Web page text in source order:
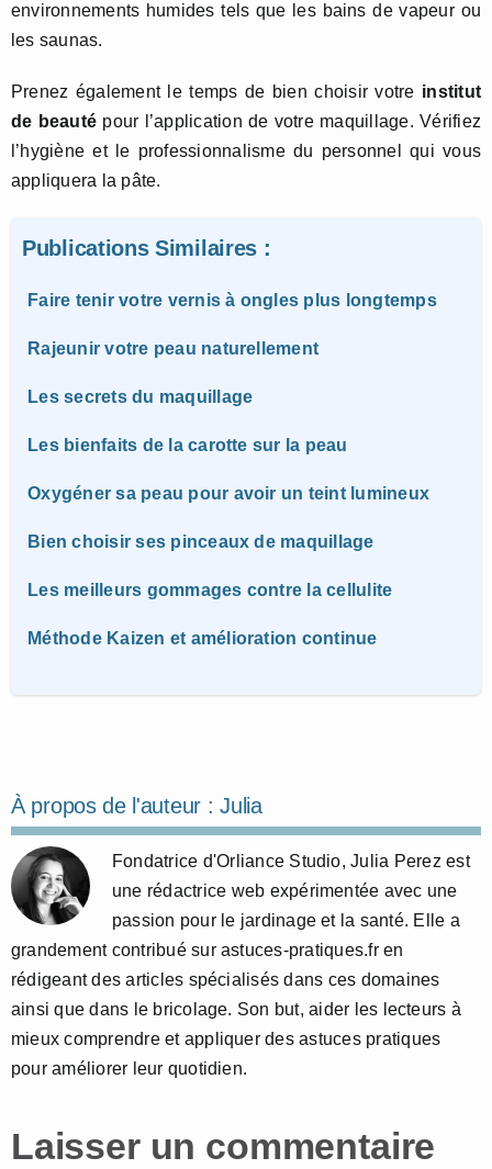
environnements humides tels que les bains de vapeur ou
les saunas.
Prenez également le temps de bien choisir votre institut
de beauté pour l’application de votre maquillage. Vérifiez
l’hygiène et le professionnalisme du personnel qui vous
appliquera la pâte.
Publications Similaires :
Faire tenir votre vernis à ongles plus longtemps
Rajeunir votre peau naturellement
Les secrets du maquillage
Les bienfaits de la carotte sur la peau
Oxygéner sa peau pour avoir un teint lumineux
Bien choisir ses pinceaux de maquillage
Les meilleurs gommages contre la cellulite
Méthode Kaizen et amélioration continue
À propos de l'auteur :Julia
Fondatrice d'Orliance Studio, Julia Perez est
une rédactrice web expérimentée avec une
passion pour le jardinage et la santé. Elle a
grandement contribué sur astuces-pratiques.fr en
rédigeant des articles spécialisés dans ces domaines
ainsi que dans le bricolage. Son but, aider les lecteurs à
mieux comprendre et appliquer des astuces pratiques
pour améliorer leur quotidien.
Laisser un commentaire